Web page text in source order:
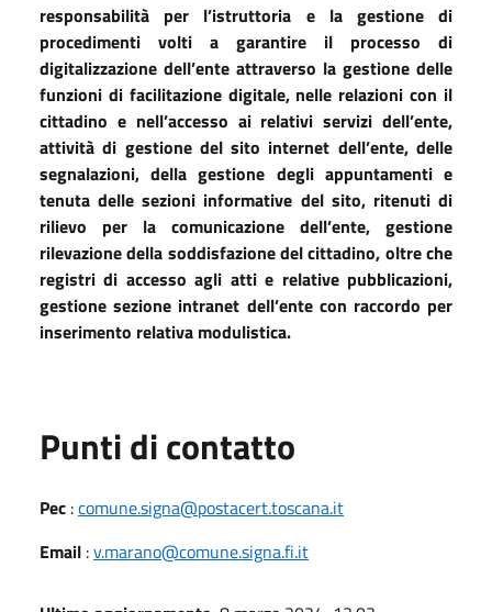
responsabilità per l’istruttoria e la gestione di
procedimenti volti a garantire il processo di
digitalizzazione dell’ente attraverso la gestione delle
funzioni di facilitazione digitale, nelle relazioni con il
cittadino e nell’accesso ai relativi servizi dell’ente,
attività di gestione del sito internet dell’ente, delle
segnalazioni, della gestione degli appuntamenti e
tenuta delle sezioni informative del sito, ritenuti di
rilievo per la comunicazione dell’ente, gestione
rilevazione della soddisfazione del cittadino, oltre che
registri di accesso agli atti e relative pubblicazioni,
gestione sezione intranet dell’ente con raccordo per
inserimento relativa modulistica.
Punti di contatto
Pec :comune.signa@postacert.toscana.it
Email :v.marano@comune.signa.fi.it